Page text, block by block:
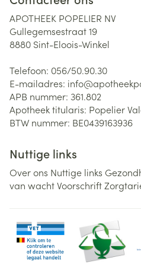
APOTHEEK POPELIER NV
Gullegemsestraat 19
8880 Sint-Eloois-Winkel
Telefoon: 056/50.90.30
E-mailadres: info@
APB nummer: 361.802
Apotheek titularis: Popelier
BTW nummer: BE0439163936
Nuttige links
Over ons Nuttige links
van wachtVoorschrift